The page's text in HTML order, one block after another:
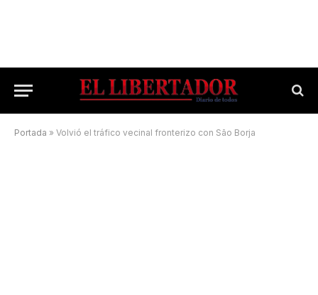
Portada » Volvió el tráfico vecinal fronterizo con São Borja